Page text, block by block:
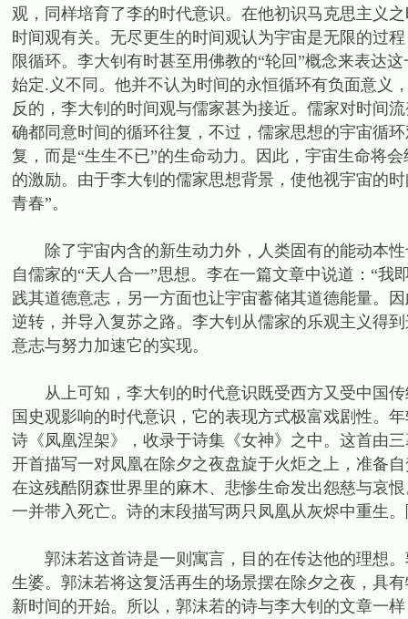
观，同样培育了李的时代意识。在他初识马克思主义
时间观有关。无尽更生的时间观认为宇宙是无限的过
限循环。李大钊有时甚至用佛教的“轮回”概念来表达
始定.义不同。他并不认为时间的永恒循环有负面意义
反的，李大钊的时间观与儒家甚为接近。儒家对时间
确都同意时间的循环往复，不过，儒家思想的宇宙循
复，而是“生生不已”的生命动力。因此，宇宙生命将
的激励。由于李大钊的儒家思想背景，使他视宇宙的
青春”。
除了宇宙内含的新生动力外，人类固有的能动本性
自儒家的“天人合一”思想。李在一篇文章中说道：“
践其道德意志，另一方面也让宇宙蓄储其道德能量。
逆转，并导入复苏之路。李大钊从儒家的乐观主义得
意志与努力加速它的实现。
从上可知，李大钊的时代意识既受西方又受中国传
国史观影响的时代意识，它的表现方式极富戏剧性。
诗《凤凰涅架》，收录于诗集《女神》之中。这首由
开首描写一对凤凰在除夕之夜盘旋于火炬之上，准备
在这残酷阴森世界里的麻木、悲惨生命发出怨慈与哀
一并带入死亡。诗的末段描写两只凤凰从灰烬中重生
郭沫若这首诗是一则寓言，目的在传达他的理想。
生婆。郭沫若将这复活再生的场景摆在除夕之夜，具
新时间的开始。所以，郭沫若的诗与李大钊的文章一